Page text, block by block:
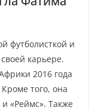
футболисткой и
карьере.
2016 года
того, она
и «Реймс». Также